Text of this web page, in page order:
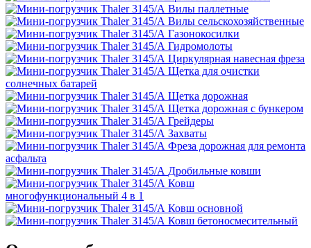
Вилы паллетные
Вилы сельскохозяйственные
Газонокосилки
Гидромолоты
Циркулярная навесная фреза
Щетка для очистки
солнечных батарей
Щетка дорожная
Щетка дорожная с бункером
Грейдеры
Захваты
Фреза дорожная для ремонта
асфальта
Дробильные ковши
Ковш
многофункциональный 4 в 1
Ковш основной
Ковш бетоносмесительный